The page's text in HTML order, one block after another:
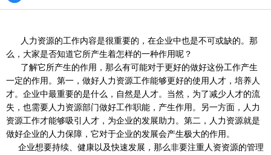
人力资源的工作内容是很重要的，在企业中也是不可或缺的。那
么，大家是否知道它所产生着怎样的一种作用呢？
了解它所产生的作用，那么有可能对于更好的做好这份工作产生
一定的作用。第一，做好人力资源工作能够更好的使用人才，培养人
才。企业中最重要的是什么，自然是人才。当然，为了减少人才的流
失，也需要人力资源部门做好工作职能，产生作用。另一方面，人力
资源工作才能够吸引人才，为企业的发展助力。第二，人力资源就是
做好企业的人力保障，它对于企业的发展会产生极大的作用。
企业想要持续、健康以及快速发展，那么非要注重人资资源的管理